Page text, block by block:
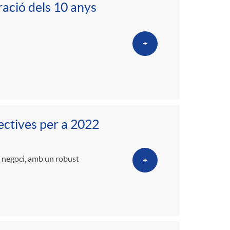
dels 10 anys
+
per a 2022
negoci, amb un robust +